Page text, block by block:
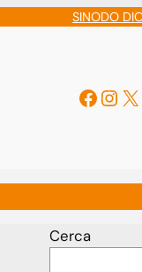
SINODO
X
Cerca